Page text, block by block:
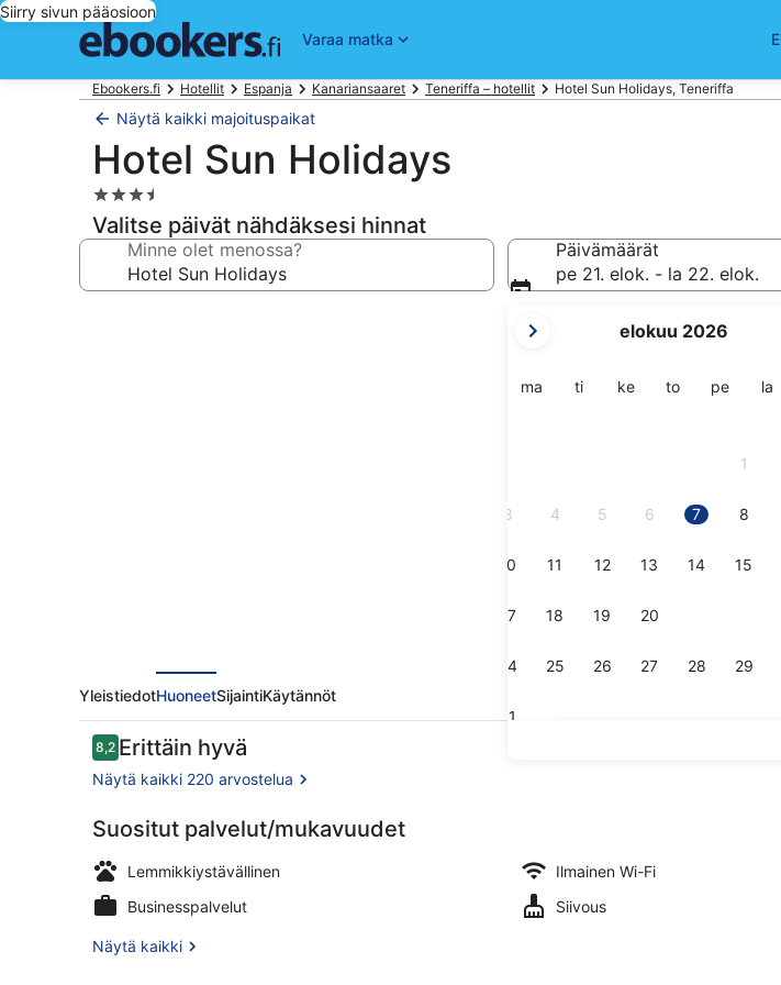
Siirry sivun pääosioon
Varaa matka
Ebookers.fi Hotellit Espanja Kanariansaaret Teneriffa – hotellit Hotel Sun Holidays, Teneriffa
Näytä kaikki majoituspaikat
Hotel Sun Holidays
3.5
tähden
majoituspaikka
Valitse päivät nähdäksesi hinnat
Minne olet menossa?
Päivämäärät
pe 21. elok. - la 22. elok.
kuukautesi
August
elokuu 2026
mamaanantai
titiistaikekeskiviikko
totorstai
peperjantai
la
1
3 4 5 6 7 8
10 11 12 13 14 15
17 18 19 20
24 25 26 27 28 29
31
Kahden hengen huone | Pimennysverhot,
YleistiedotHuoneetSijaintiKäytännöt
Arvostelut
8,28,2 kautta 10.
Erittäin hyvä
Näytä kaikki 220 arvostelua
Suositut palvelut/mukavuudet
Lemmikkiystävällinen
Ilmainen Wi-Fi
Businesspalvelut
Siivous
Näytä kaikki